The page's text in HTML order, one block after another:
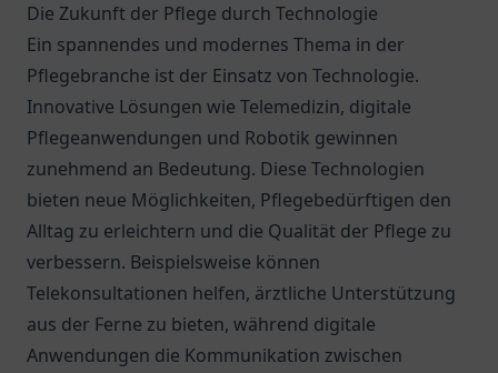
Die Zukunft der Pflege durch Technologie
Ein spannendes und modernes Thema in der
Pflegebranche ist der Einsatz von Technologie.
Innovative Lösungen wie Telemedizin, digitale
Pflegeanwendungen und Robotik gewinnen
zunehmend an Bedeutung. Diese Technologien
bieten neue Möglichkeiten, Pflegebedürftigen den
Alltag zu erleichtern und die Qualität der Pflege zu
verbessern. Beispielsweise können
Telekonsultationen helfen, ärztliche Unterstützung
aus der Ferne zu bieten, während digitale
Anwendungen die Kommunikation zwischen